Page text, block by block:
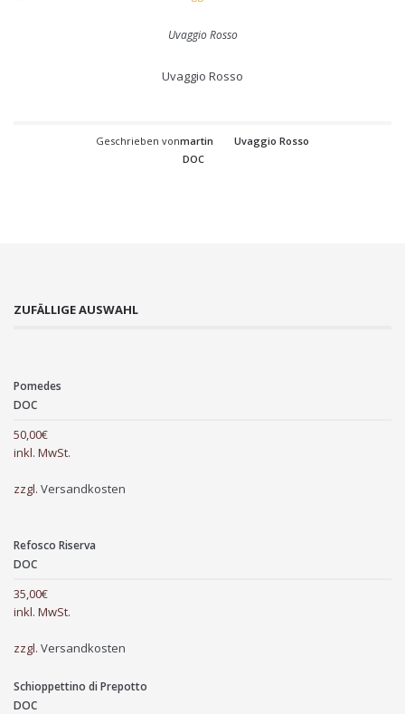
Uvaggio Rosso
Uvaggio Rosso
Geschrieben vonmartin
Uvaggio Rosso
DOC
ZUFÄLLIGE AUSWAHL
Pomedes
DOC
50,00€
inkl. MwSt.
zzgl. Versandkosten
Refosco Riserva
DOC
35,00€
inkl. MwSt.
zzgl. Versandkosten
Schioppettino di Prepotto
DOC